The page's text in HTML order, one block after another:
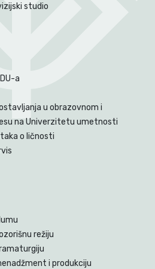
studio
a
u obrazovnom i
na Univerzitetu umetnosti
o ličnosti
režiju
i produkciju